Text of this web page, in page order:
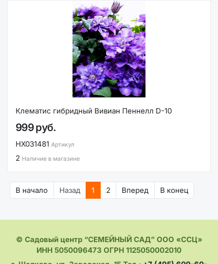
Клематис гибридный Вивиан Пеннелл D-10
999 руб.
НХ031481 Артикул
2 Наличие в магазине
В начало Назад 1 2 Вперед В конец
© Садовый центр “СЕМЕЙНЫЙ САД” ООО «ССЦ»
ИНН 5050096473 ОГРН 1125050002010